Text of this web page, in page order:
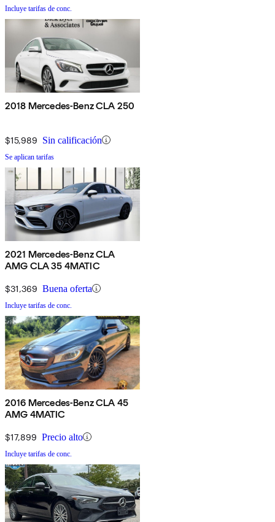
Incluye tarifas de conc.
2018 Mercedes-Benz CLA 250
$15,989 Sin calificación
Se aplican tarifas
2021 Mercedes-Benz CLA
AMG CLA 35 4MATIC
$31,369 Buena oferta
Incluye tarifas de conc.
2016 Mercedes-Benz CLA 45
AMG 4MATIC
$17,899 Precio alto
Incluye tarifas de conc.